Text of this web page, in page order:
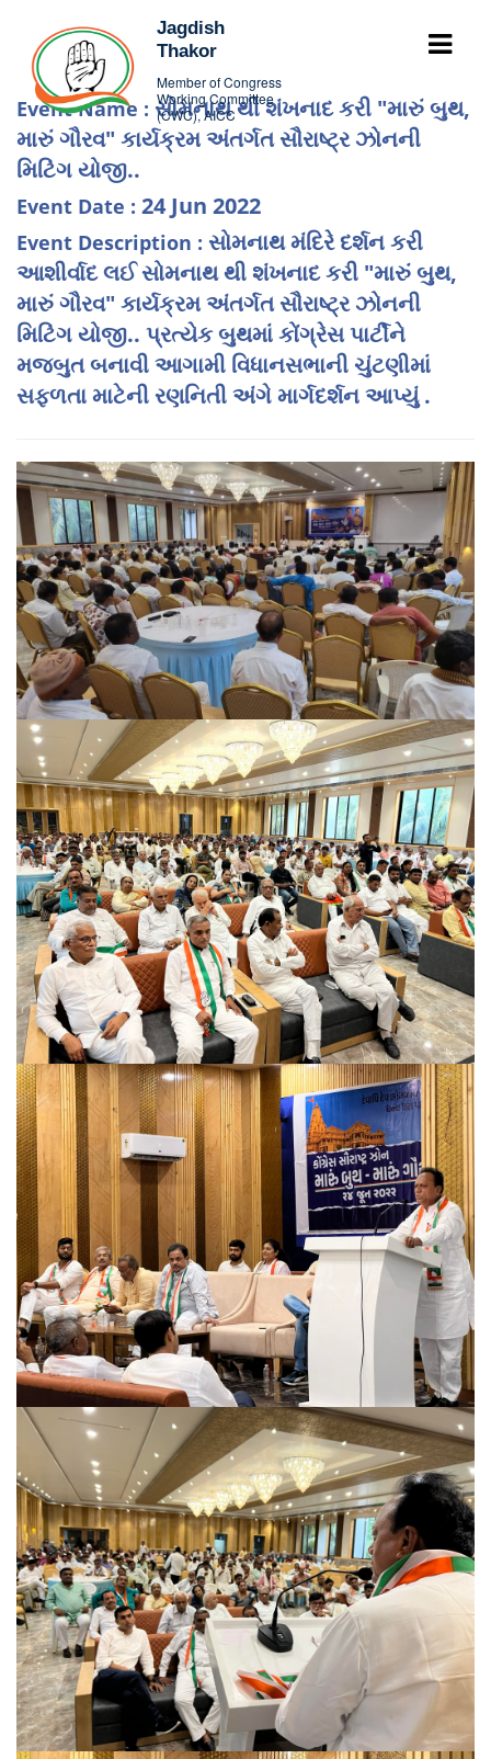
Jagdish
Thakor
Member of Congress
Working Committee
(CWC), AICC
Event Name : સોમનાથ થી શંખનાદ કરી "મારું બુથ,
મારું ગૌરવ" કાર્યક્રમ અંતર્ગત સૌરાષ્ટ્ર ઝોનની
મિટિંગ યોજી..
Event Date : 24 Jun 2022
Event Description : સોમનાથ મંદિરે દર્શન કરી
આશીર્વાદ લઈ સોમનાથ થી શંખનાદ કરી "મારું બુથ,
મારું ગૌરવ" કાર્યક્રમ અંતર્ગત સૌરાષ્ટ્ર ઝોનની
મિટિંગ યોજી.. પ્રત્યેક બુથમાં કોંગ્રેસ પાર્ટીને
મજબુત બનાવી આગામી વિધાનસભાની ચુંટણીમાં
સફળતા માટેની રણનિતી અંગે માર્ગદર્શન આપ્યું .